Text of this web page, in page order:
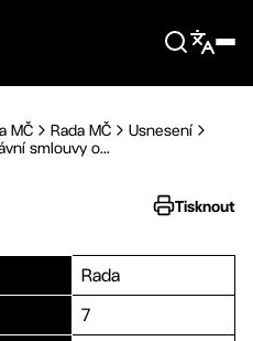
MČ Rada MČ
Usnesení
smlouvy o...
Tisknout
Rada
7